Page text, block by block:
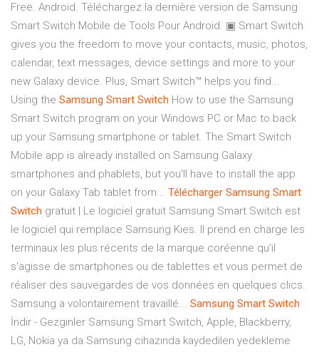
Free. Android. Téléchargez la dernière version de Samsung
Smart Switch Mobile de Tools Pour Android. ▣ Smart Switch
gives you the freedom to move your contacts, music, photos,
calendar, text messages, device settings and more to your
new Galaxy device. Plus, Smart Switch™ helps you find...
Using the Samsung Smart Switch How to use the Samsung
Smart Switch program on your Windows PC or Mac to back
up your Samsung smartphone or tablet. The Smart Switch
Mobile app is already installed on Samsung Galaxy
smartphones and phablets, but you'll have to install the app
on your Galaxy Tab tablet from... Télécharger Samsung Smart
Switch gratuit | Le logiciel gratuit Samsung Smart Switch est
le logiciel qui remplace Samsung Kies. Il prend en charge les
terminaux les plus récents de la marque coréenne qu'il
s'agisse de smartphones ou de tablettes et vous permet de
réaliser des sauvegardes de vos données en quelques clics.
Samsung a volontairement travaillé... Samsung Smart Switch
İndir - Gezginler Samsung Smart Switch, Apple, Blackberry,
LG, Nokia ya da Samsung cihazında kaydedilen yedekleme